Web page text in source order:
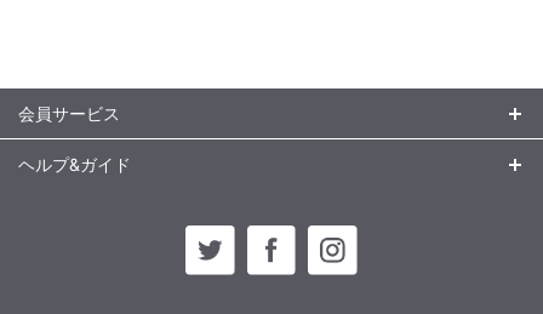
会員サービス
ヘルプ&ガイド